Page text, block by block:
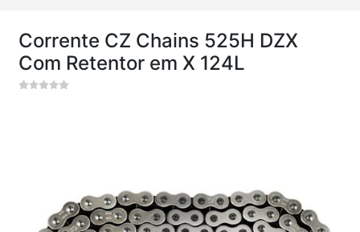
Corrente CZ Chains 525H DZX
Com Retentor em X 124L